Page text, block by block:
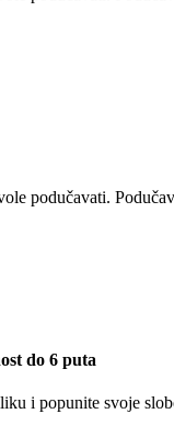
podučavati.
do 6 puta
i popunite svoje